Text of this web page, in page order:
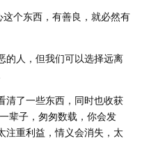
这个东西，有善良，就必然有
的人，但我们可以选择远离
清了一些东西，同时也收获
辈子，匆匆数载，你会发
注重利益，情义会消失，太